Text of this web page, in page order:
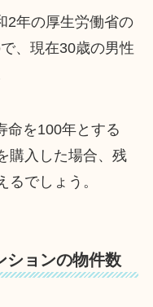
2年の厚生労働省の
、現在30歳の男性
命を100年とする
購入した場合、残
るでしょう。
ションの物件数